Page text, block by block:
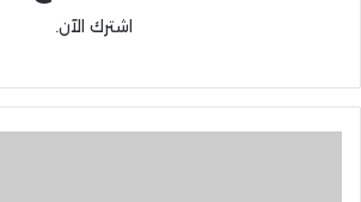
اشترك الآن.